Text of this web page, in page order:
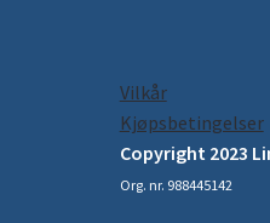
Vilkår
Kjøpsbetingelser
Copyright 2023
Org. nr. 988445142